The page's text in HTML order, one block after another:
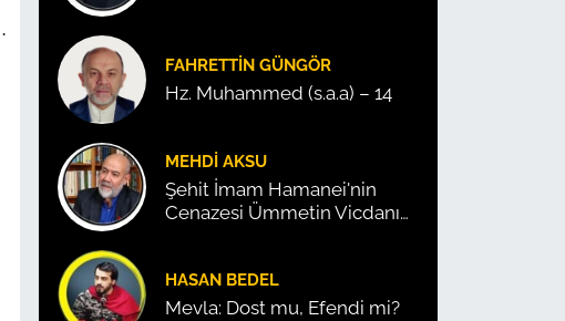
.
FAHRETTIN GÜNGÖR
Hz. Muhammed (s.a.a) – 14
MEHDI AKSU
Şehit İmam Hamanei'nin
Cenazesi Ümmetin Vicdanını
HASAN BEDEL
Mevla: Dost mu, Efendi mi?